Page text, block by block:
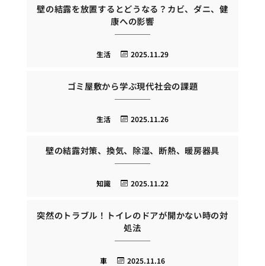
壁の結露を放置するとどうなる？カビ、ダニ、健
康への影響
2025.11.29
生活
ゴミ屋敷から学ぶ現代社会の課題
2025.11.26
生活
壁の結露対策、換気、除湿、断熱、暖房器具
2025.11.22
知識
突然のトラブル！トイレのドアが開かない時の対
処法
2025.11.16
車